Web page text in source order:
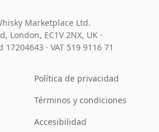
Marketplace Ltd.
London, EC1V 2NX, UK ·
17204643 · VAT 519 9116 71
Política de privacidad
Términos y condiciones
Accesibilidad